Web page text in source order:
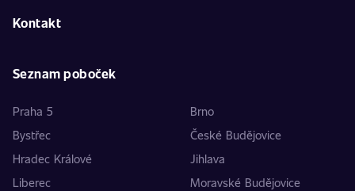
Kontakt
Seznam poboček
Praha 5
Brno
Bystřec
České Budějovice
Hradec Králové
Jihlava
Liberec
Moravské Budějovice